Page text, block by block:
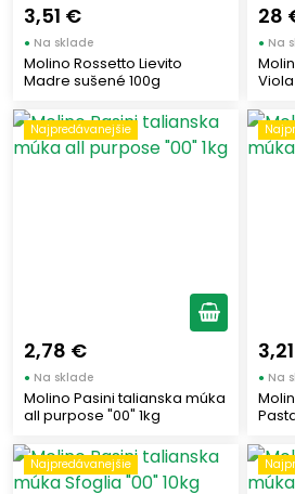
10 000
25 000 (26)
400(1)
5000(10)
Zobraziť len produkty skladom
Vymazať filtre
Zobraziť všetko
3,51 €
● Na sklade
Molino Rossetto Lievito
Madre sušené 100g
28
● Na
Najpredávanejšie
2,78 €
● Na sklade
Molino Pasini talianska múka
all purpose "00" 1kg
● Na
Najpredávanejšie